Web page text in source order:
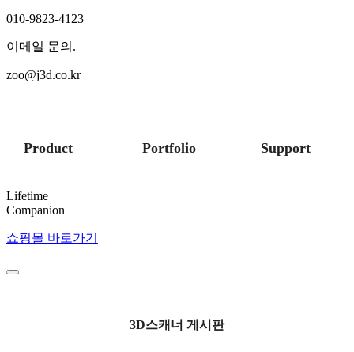
010-9823-4123
이메일 문의.
zoo@j3d.co.kr
Product Portfolio Support
Lifetime
Companion
쇼핑몰 바로가기
3D스캐너 게시판